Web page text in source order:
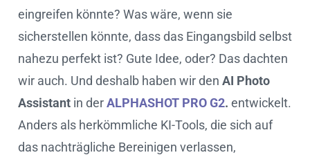
eingreifen könnte? Was wäre, wenn sie
sicherstellen könnte, dass das Eingangsbild selbst
nahezu perfekt ist? Gute Idee, oder? Das dachten
wir auch. Und deshalb haben wir den AI Photo
Assistant in derALPHASHOT PRO G2. entwickelt.
Anders als herkömmliche KI-Tools, die sich auf
das nachträgliche Bereinigen verlassen,